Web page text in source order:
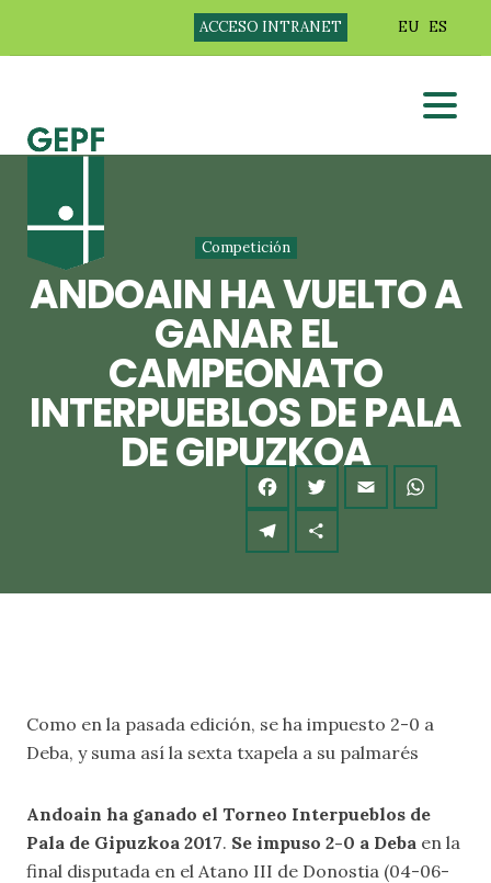
ACCESO INTRANET EU ES
Competición
ANDOAIN HA VUELTO A
GANAR EL
CAMPEONATO
INTERPUEBLOS DE PALA
DE GIPUZKOA
Como en la pasada edición, se ha impuesto 2-0 a
Deba, y suma así la sexta txapela a su palmarés
Andoain ha ganado el Torneo Interpueblos de
Pala de Gipuzkoa 2017. Se impuso 2-0 a Deba en la
final disputada en el Atano III de Donostia (04-06-